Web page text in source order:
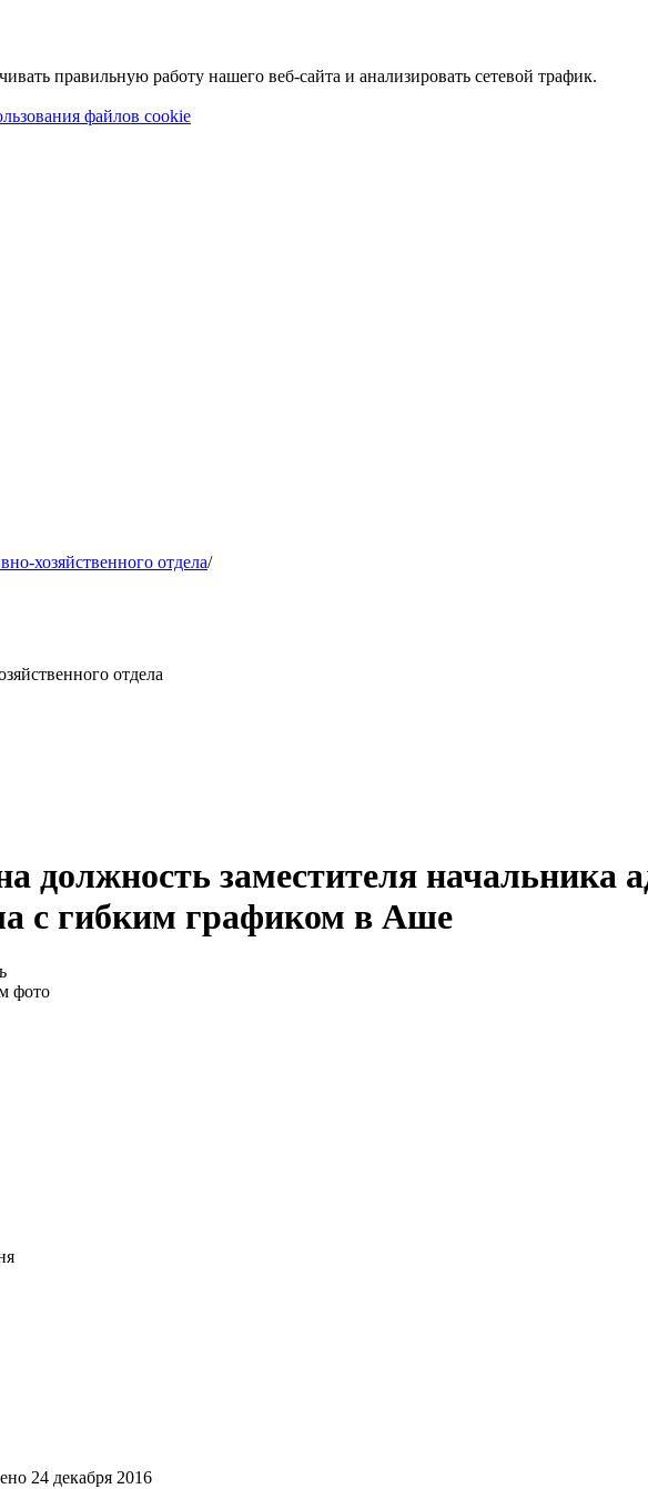
правильную работу нашего веб-сайта и анализировать сетевой трафик.
файлов cookie
хозяйственного отдела/
отдела
должность заместителя начальника
с гибким графиком в Аше
фото
24 декабря 2016